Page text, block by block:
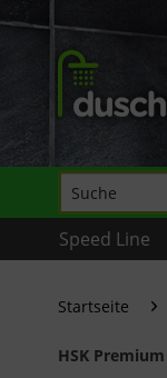
Speed Line
Startseite
HSK